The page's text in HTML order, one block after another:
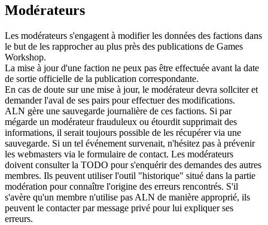
Modérateurs
Les modérateurs s'engagent à modifier les données des factions dans
le but de les rapprocher au plus près des publications de Games
Workshop.
La mise à jour d'une faction ne peux pas être effectuée avant la date
de sortie officielle de la publication correspondante.
En cas de doute sur une mise à jour, le modérateur devra sollciter et
demander l'aval de ses pairs pour effectuer des modifications.
ALN gère une sauvegarde journalière de ces factions. Si par
mégarde un modérateur frauduleux ou étourdit supprimait des
informations, il serait toujours possible de les récupérer via une
sauvegarde. Si un tel événement survenait, n'hésitez pas à prévenir
les webmasters via le formulaire de contact. Les modérateurs
doivent consulter la TODO pour s'enquérir des demandes des autres
membres. Ils peuvent utiliser l'outil "historique" situé dans la partie
modération pour connaître l'origine des erreurs rencontrés. S'il
s'avère qu'un membre n'utilise pas ALN de manière approprié, ils
peuvent le contacter par message privé pour lui expliquer ses
erreurs.